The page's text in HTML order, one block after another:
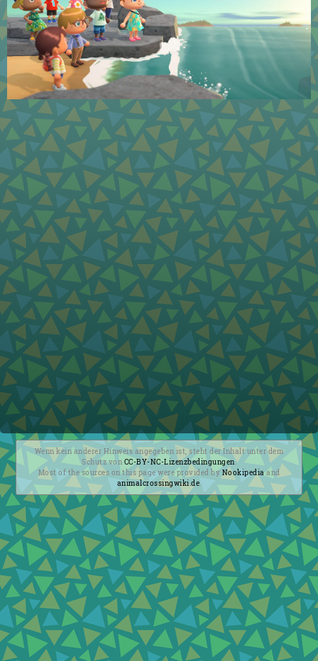
Wenn kein anderer Hinweis angegeben ist, steht der Inhalt unter dem
Schutz von CC-BY-NC-Lizenzbedingungen.
Most of the sources on this page were provided by Nookipedia and
animalcrossingwiki.de